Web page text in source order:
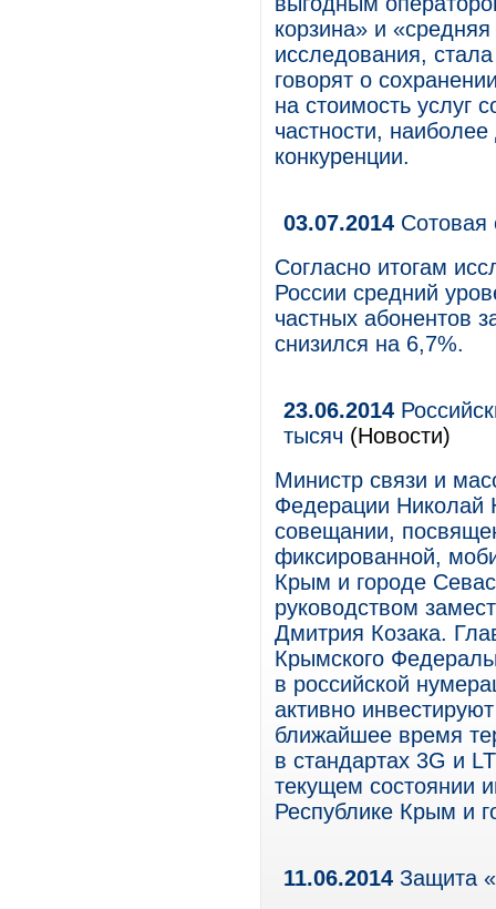
корзина» и
исследования,
говорят о
на стоимость услуг
частности,
конкуренции.
03.07.2014 Сотовая
Согласно итогам
России средний
частных абонентов
снизился на 6,7%.
23.06.2014
тысяч (Новости)
Министр связи и
Федерации Николай
совещании,
фиксированной,
Крым и городе
руководством
Дмитрия Козака.
Крымского
в российской
активно
ближайшее время
в стандартах 3G и
текущем состоянии
Республике Крым и
11.06.2014 Защита